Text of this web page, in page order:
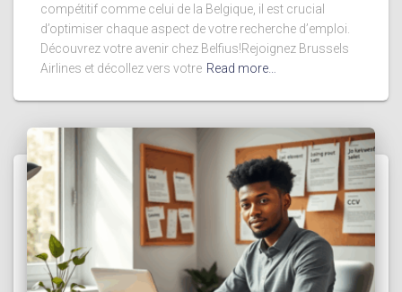
compétitif comme celui de la Belgique, il est crucial
d’optimiser chaque aspect de votre recherche d’emploi.
Découvrez votre avenir chez Belfius!Rejoignez Brussels
Airlines et décollez vers votre Read more…